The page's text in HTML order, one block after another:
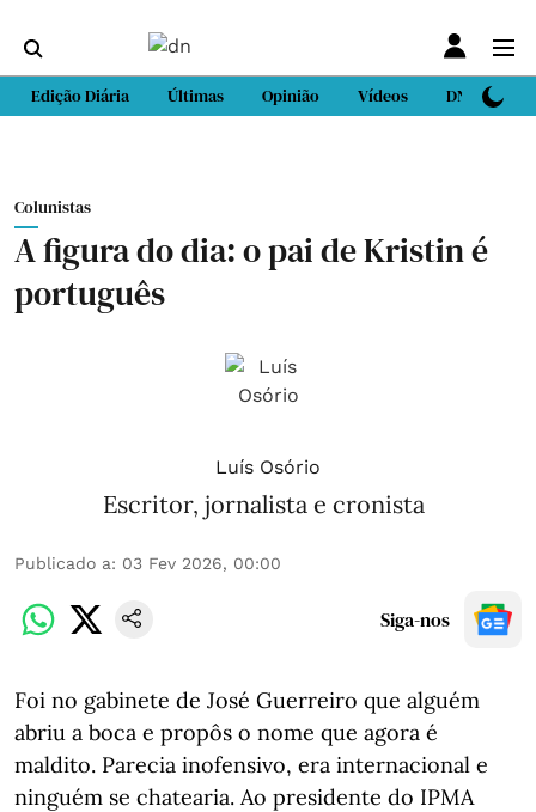
Edição Diária Últimas Opinião Vídeos DN Sport
Colunistas
A figura do dia: o pai de Kristin é
português
Luís Osório
Escritor, jornalista e cronista
Publicado a: 03 Fev 2026, 00:00
Siga-nos
Foi no gabinete de José Guerreiro que alguém
abriu a boca e propôs o nome que agora é
maldito. Parecia inofensivo, era internacional e
ninguém se chatearia. Ao presidente do IPMA